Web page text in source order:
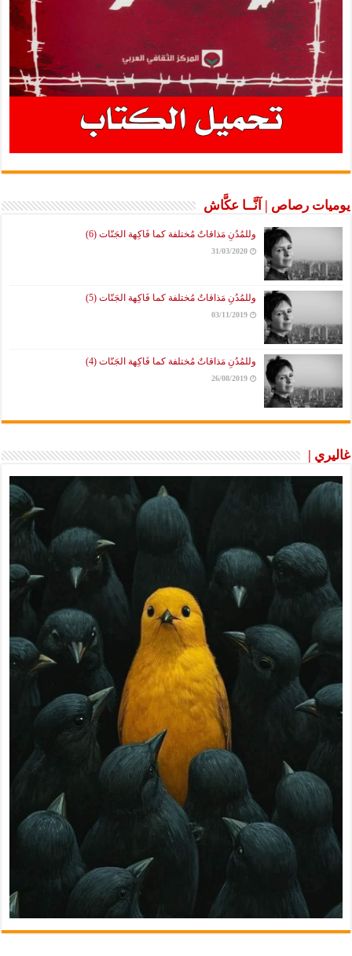
يوميات رصاص | آنَّــا عكَّاش
وللمُدُنِ مَذاقاتٌ مُختلفة كما فَاكِهة الجَنّات (6)
31/03/2020
وللمُدُنِ مَذاقاتٌ مُختلفة كما فَاكِهة الجَنّات (5)
03/11/2019
وللمُدُنِ مَذاقاتٌ مُختلفة كما فَاكِهة الجَنّات (4)
26/08/2019
غاليري |